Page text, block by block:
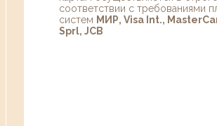
соответствии с требованиями
систем МИР, Visa Int.,
Sprl, JCB